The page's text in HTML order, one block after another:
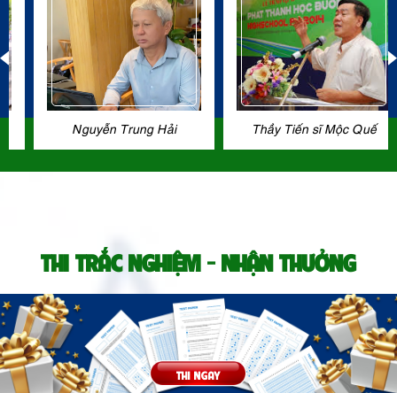
Nguyễn Trung Hải Thầy Tiến sĩ Mộc Quế
THI TRẮC NGHIỆM - NHẬN THƯỞNG
THI NGAY